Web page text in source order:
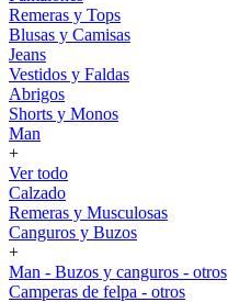
Remeras y Tops
Blusas y Camisas
Jeans
Vestidos y Faldas
Abrigos
Shorts y Monos
Man
+
Ver todo
Calzado
Remeras y Musculosas
Canguros y Buzos
+
Man - Buzos y canguros - otros
Camperas de felpa - otros